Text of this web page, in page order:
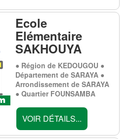
Ecole
Elémentaire
SAKHOUYA
● Région de KEDOUGOU ●
Département de SARAYA ●
Arrondissement de SARAYA
● Quartier FOUNSAMBA
VOIR DÉTAILS...